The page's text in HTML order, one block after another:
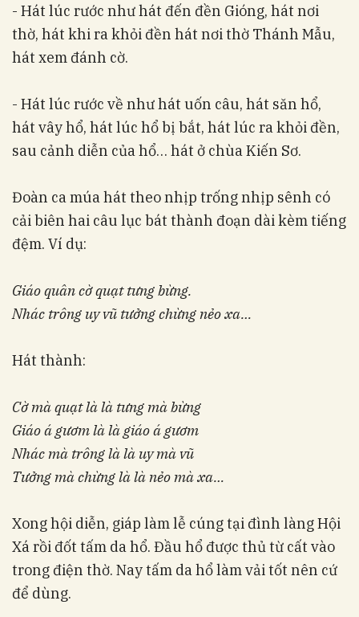
- Hát lúc rước như hát đến đền Gióng, hát nơi
thờ, hát khi ra khỏi đền hát nơi thờ Thánh Mẫu,
hát xem đánh cờ.
- Hát lúc rước về như hát uốn câu, hát săn hổ,
hát vây hổ, hát lúc hổ bị bắt, hát lúc ra khỏi đền,
sau cảnh diễn của hổ… hát ở chùa Kiến Sơ.
Đoàn ca múa hát theo nhịp trống nhịp sênh có
cải biên hai câu lục bát thành đoạn dài kèm tiếng
đệm. Ví dụ:
Giáo quân cờ quạt tưng bừng.
Nhác trông uy vũ tưởng chừng nẻo xa…
Hát thành:
Cờ mà quạt là là tưng mà bừng
Giáo á gươm là là giáo á gươm
Nhác mà trông là là uy mà vũ
Tưởng mà chừng là là nẻo mà xa…
Xong hội diễn, giáp làm lễ cúng tại đình làng Hội
Xá rồi đốt tấm da hổ. Đầu hổ được thủ từ cất vào
trong điện thờ. Nay tấm da hổ làm vải tốt nên cứ
để dùng.